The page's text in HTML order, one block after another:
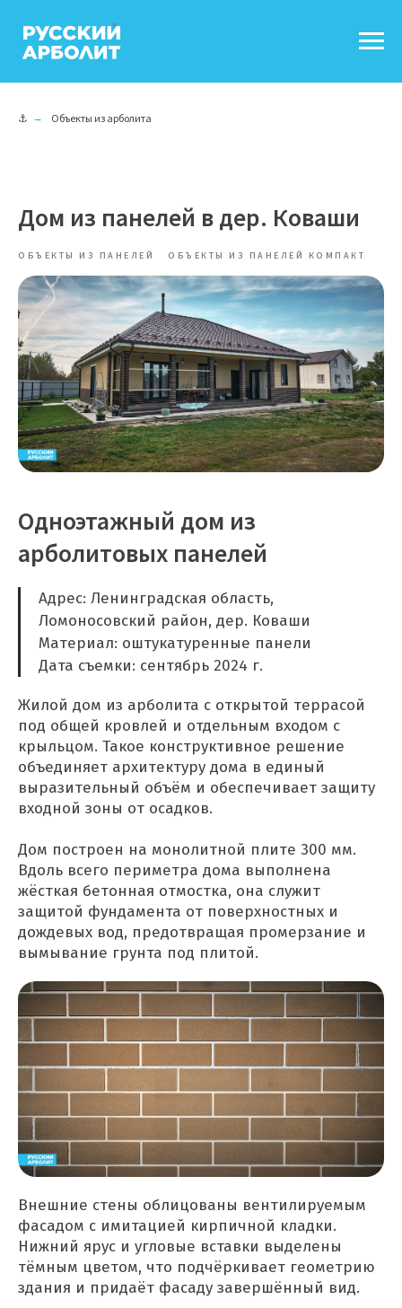
⚓ → Объекты из арболита
Дом из панелей в дер. Коваши
ОБЪЕКТЫ ИЗ ПАНЕЛЕЙ ОБЪЕКТЫ ИЗ ПАНЕЛЕЙ КОМПАКТ
Одноэтажный дом из
арболитовых панелей
Адрес: Ленинградская область,
Ломоносовский район, дер. Коваши
Материал: оштукатуренные панели
Дата съемки: сентябрь 2024 г.
Жилой дом из арболита с открытой террасой
под общей кровлей и отдельным входом с
крыльцом. Такое конструктивное решение
объединяет архитектуру дома в единый
выразительный объём и обеспечивает защиту
входной зоны от осадков.
Дом построен на монолитной плите 300 мм.
Вдоль всего периметра дома выполнена
жёсткая бетонная отмостка, она служит
защитой фундамента от поверхностных и
дождевых вод, предотвращая промерзание и
вымывание грунта под плитой.
Внешние стены облицованы вентилируемым
фасадом с имитацией кирпичной кладки.
Нижний ярус и угловые вставки выделены
тёмным цветом, что подчёркивает геометрию
здания и придаёт фасаду завершённый вид.